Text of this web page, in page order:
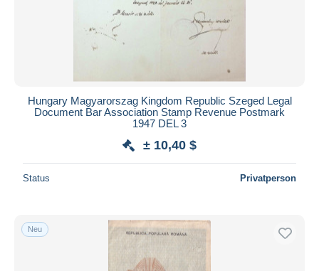
Hungary Magyarorszag Kingdom Republic Szeged Legal
Document Bar Association Stamp Revenue Postmark
1947 DEL 3
± 10,40 $
Status Privatperson
Neu